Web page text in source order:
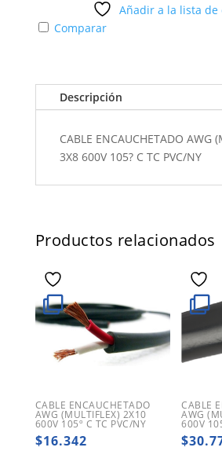
Añadir a la lista de
Comparar
Descripción
CABLE ENCAUCHETADO AWG
3X8 600V 105? C TC PVC/NY
Productos relacionados
CABLE ENCAUCHETADO
AWG (MULTIFLEX) 2X10
600V 105º C TC PVC/NY
$16.342
CABLE
AWG
600V
$